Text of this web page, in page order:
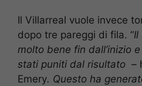
Il Villarreal vuole invece
dopo tre pareggi di fila. “Il
molto bene fin dall’inizio
stati puniti dal risultato –
Emery. Questo ha